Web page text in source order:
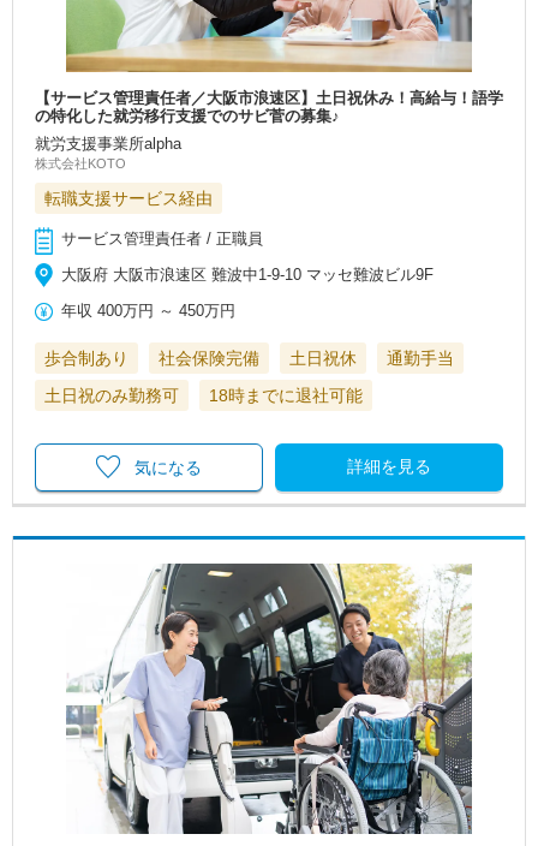
【サービス管理責任者／大阪市浪速区】土日祝休み！高給与！語学
の特化した就労移行支援でのサビ菅の募集♪
就労支援事業所alpha
株式会社KOTO
転職支援サービス経由
サービス管理責任者 / 正職員
大阪府 大阪市浪速区 難波中1-9-10 マッセ難波ビル9F
年収 400万円 ～450万円
歩合制あり 社会保険完備 土日祝休
通勤手当
土日祝のみ勤務可
18時までに退社可能
詳細を見る
気になる